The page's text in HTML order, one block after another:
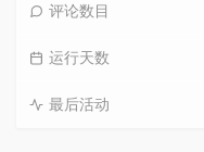
评论数目
运行天数
最后活动